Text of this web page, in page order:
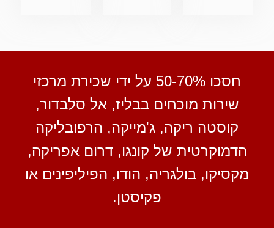
חסכו 50-70% על ידי שכירת מרכזי
שירות מוכחים בבליז, אל סלבדור,
קוסטה ריקה, ג'מייקה, הרפובליקה
הדמוקרטית של קונגו, דרום אפריקה,
מקסיקו, בולגריה, הודו, הפיליפינים או
פקיסטן.